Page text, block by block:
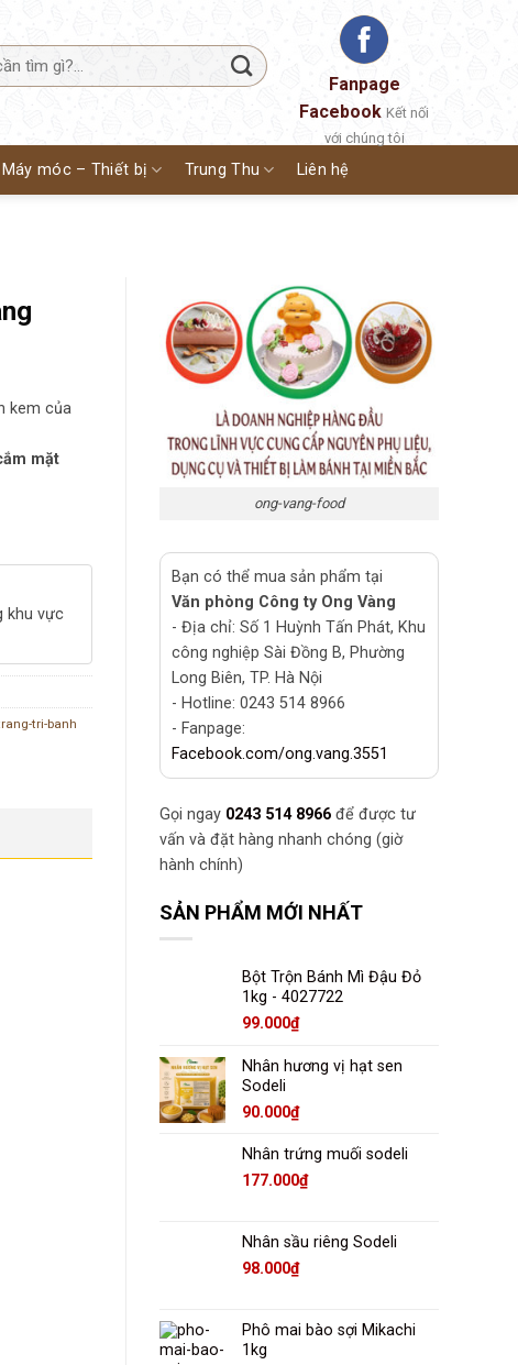
Fanpage
Facebook Kết nối
với chúng tôi
Máy móc – Thiết bị Trung Thu Liên hệ
kem của
mặt
khu vực
tri-banh
ong-vang-food
Bạn có thể mua sản phẩm tại
Văn phòng Công ty Ong Vàng
- Địa chỉ: Số 1 Huỳnh Tấn Phát, Khu
công nghiệp Sài Đồng B, Phường
Long Biên, TP. Hà Nội
- Hotline: 0243 514 8966
- Fanpage:
Facebook.com/ong.vang.3551
Gọi ngay 0243 514 8966 để được tư
vấn và đặt hàng nhanh chóng (giờ
hành chính)
SẢN PHẨM MỚI NHẤT
Bột Trộn Bánh Mì Đậu Đỏ
1kg - 4027722
99.000₫
Nhân hương vị hạt sen
Sodeli
90.000₫
Nhân trứng muối sodeli
177.000₫
Nhân sầu riêng Sodeli
98.000₫
Phô mai bào sợi Mikachi
1kg